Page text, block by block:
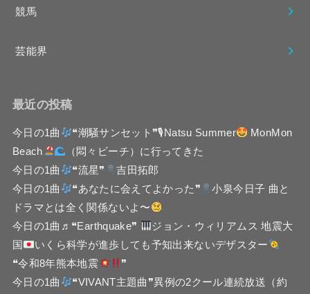
競馬
芸能界
最近の投稿
今日の1曲 ❝潮騒サンセット❞🎙Natsu Summer
MonMon
Beach
（悶々ビーチ）に行ってきた
今日の1曲
❝流星❞
吉田拓郎
今日の1曲
❝あなたに会えてよかった❞
小泉今日子 曲と
ドラマとは全く関係ないよ〜
今日の1曲♬❝Earthquake❞
ジョン・ウィリアムス 地震大
国
いくら科学が進歩しても予知出来ないデザスター
❝令和8年熊本地震
❞
今日の1曲
❝VIVANT主題曲❞異例の2クール連続放送（約